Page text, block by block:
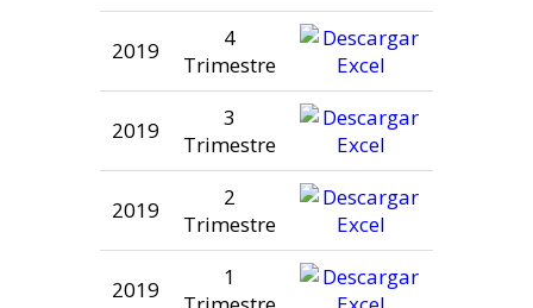
2019
4
Trimestre
2019
3
Trimestre
2019
2
Trimestre
2019
1